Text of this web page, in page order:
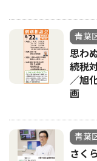
青葉
思わ
続税
／旭
画
青葉
さく